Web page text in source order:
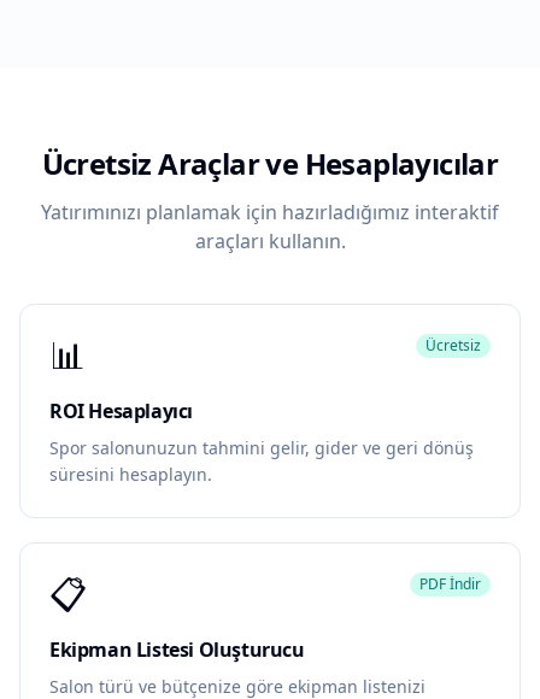
Ücretsiz Araçlar ve Hesaplayıcılar
Yatırımınızı planlamak için hazırladığımız interaktif
araçları kullanın.
📊 Ücretsiz
ROI Hesaplayıcı
Spor salonunuzun tahmini gelir, gider ve geri dönüş
süresini hesaplayın.
📋 PDF İndir
Ekipman Listesi Oluşturucu
Salon türü ve bütçenize göre ekipman listenizi